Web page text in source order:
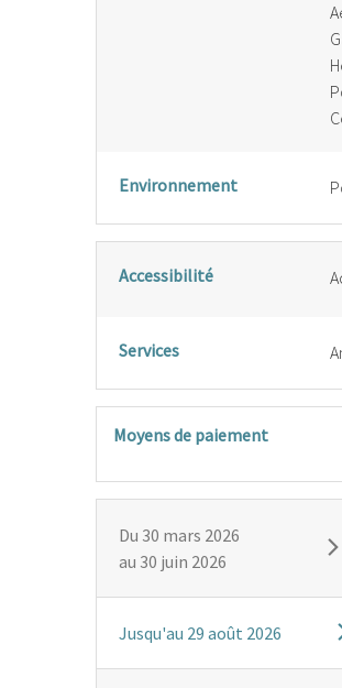
Environnement
Accessibilité
Services
Moyens de paiement
Du 30 mars 2026
au 30 juin 2026
Jusqu'au 29 août 2026